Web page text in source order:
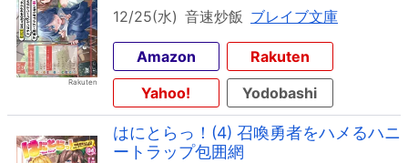
12/25(水) 音速炒飯 ブレイブ文庫
Amazon
Rakuten
Yahoo!
Yodobashi
はにとらっ！(4) 召喚勇者をハメるハニ
ートラップ包囲網